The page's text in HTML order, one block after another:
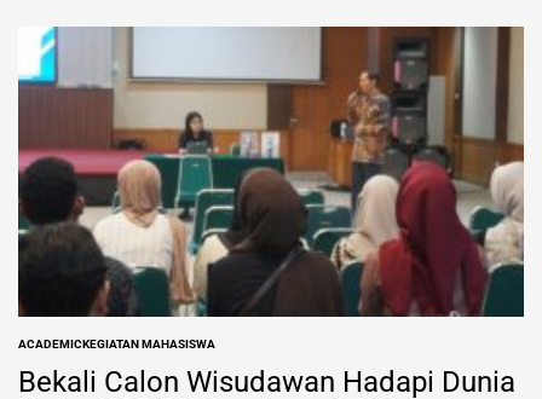
POSTED
IN
ACADEMICKEGIATAN MAHASISWA
Bekali Calon Wisudawan Hadapi Dunia